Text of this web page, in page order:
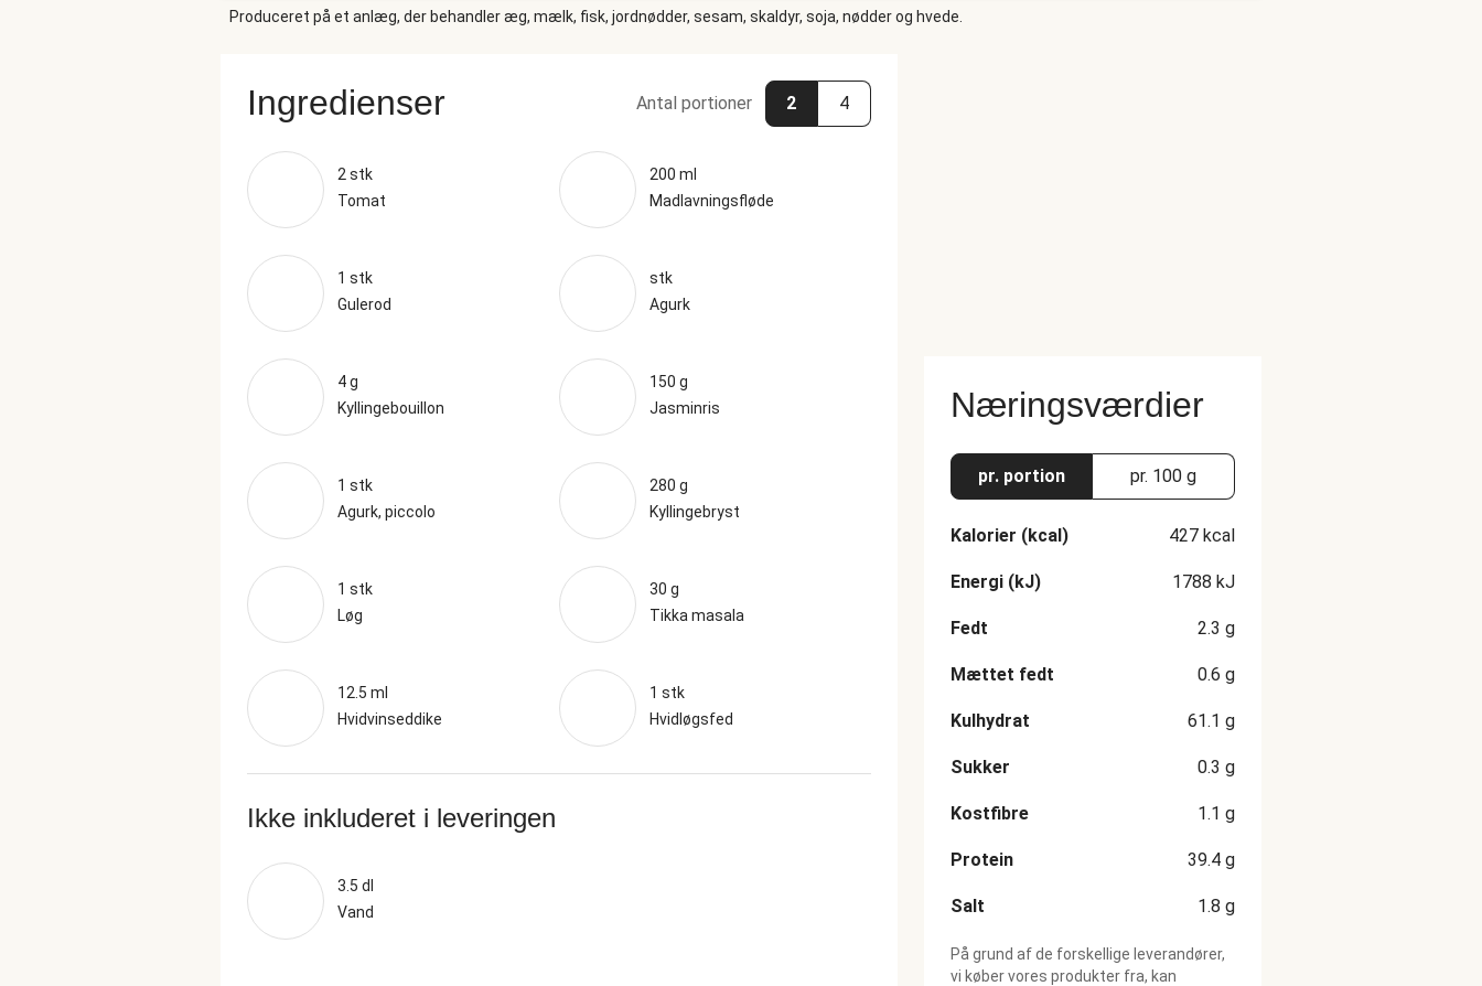
Produceret på et anlæg, der behandler æg, mælk, fisk, jordnødder, sesam, skaldyr, soja, nødder og hvede.
Ingredienser Antal portioner 2 4
2 stk
Tomat
200 ml
Madlavningsfløde
1 stk
Gulerod
stk
Agurk
4 g
Kyllingebouillon
150 g
Jasminris
1 stk
Agurk, piccolo
280 g
Kyllingebryst
1 stk
Løg
30 g
Tikka masala
12.5 ml
Hvidvinseddike
1 stk
Hvidløgsfed
Ikke inkluderet i leveringen
3.5 dl
Vand
Næringsværdier
pr. portion pr. 100 g
Kalorier (kcal) 427 kcal
Energi (kJ) 1788 kJ
Fedt 2.3 g
Mættet fedt 0.6 g
Kulhydrat 61.1 g
Sukker 0.3 g
Kostfibre 1.1 g
Protein 39.4 g
Salt 1.8 g
På grund af de forskellige leverandører,
vi køber vores produkter fra, kan